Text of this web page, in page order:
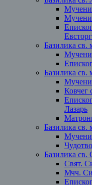
Базилика св.
Базилика св.
Ковчег
Лазарь
Базилика св.
Базилика
Свят.
Мчч.